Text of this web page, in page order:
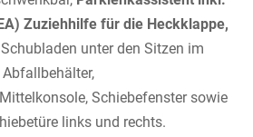
Zuziehhilfe für die Heckklappe,
unter den Sitzen im
Schiebefenster sowie
links und rechts.